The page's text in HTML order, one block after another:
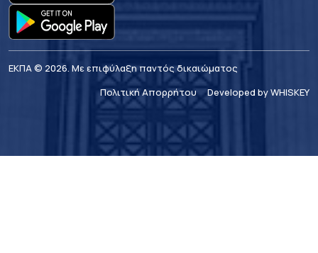
ΕΚΠΑ © 2026. Με επιφύλαξη παντός δικαιώματος
Πολιτική Απορρήτου
Developed by WHISKEY